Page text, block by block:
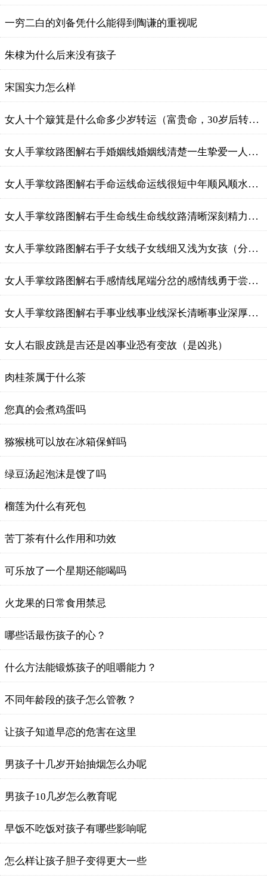
一穷二白的刘备凭什么能得到陶谦的重视呢
朱棣为什么后来没有孩子
宋国实力怎么样
女人十个簸箕是什么命多少岁转运（富贵命，30岁后转运）
女人手掌纹路图解右手婚姻线婚姻线清楚一生挚爱一人（手相分析婚姻）
女人手掌纹路图解右手命运线命运线很短中年顺风顺水（分析命运线）
女人手掌纹路图解右手生命线生命线纹路清晰深刻精力充沛（分析生命线）
女人手掌纹路图解右手子女线子女线细又浅为女孩（分析粗线细线）
女人手掌纹路图解右手感情线尾端分岔的感情线勇于尝试（感情线）
女人手掌纹路图解右手事业线事业线深长清晰事业深厚（事业线深长，事业线断裂）
女人右眼皮跳是吉还是凶事业恐有变故（是凶兆）
肉桂茶属于什么茶
您真的会煮鸡蛋吗
猕猴桃可以放在冰箱保鲜吗
绿豆汤起泡沫是馊了吗
榴莲为什么有死包
苦丁茶有什么作用和功效
可乐放了一个星期还能喝吗
火龙果的日常食用禁忌
哪些话最伤孩子的心？
什么方法能锻炼孩子的咀嚼能力？
不同年龄段的孩子怎么管教？
让孩子知道早恋的危害在这里
男孩子十几岁开始抽烟怎么办呢
男孩子10几岁怎么教育呢
早饭不吃饭对孩子有哪些影响呢
怎么样让孩子胆子变得更大一些